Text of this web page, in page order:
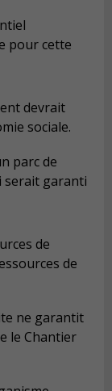
pour cette
devrait
sociale.
parc de
serait garanti
de
de
ne garantit
le Chantier